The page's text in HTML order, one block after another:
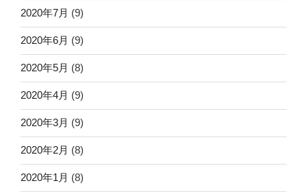
2020年7月 (9)
2020年6月 (9)
2020年5月 (8)
2020年4月 (9)
2020年3月 (9)
2020年2月 (8)
2020年1月 (8)